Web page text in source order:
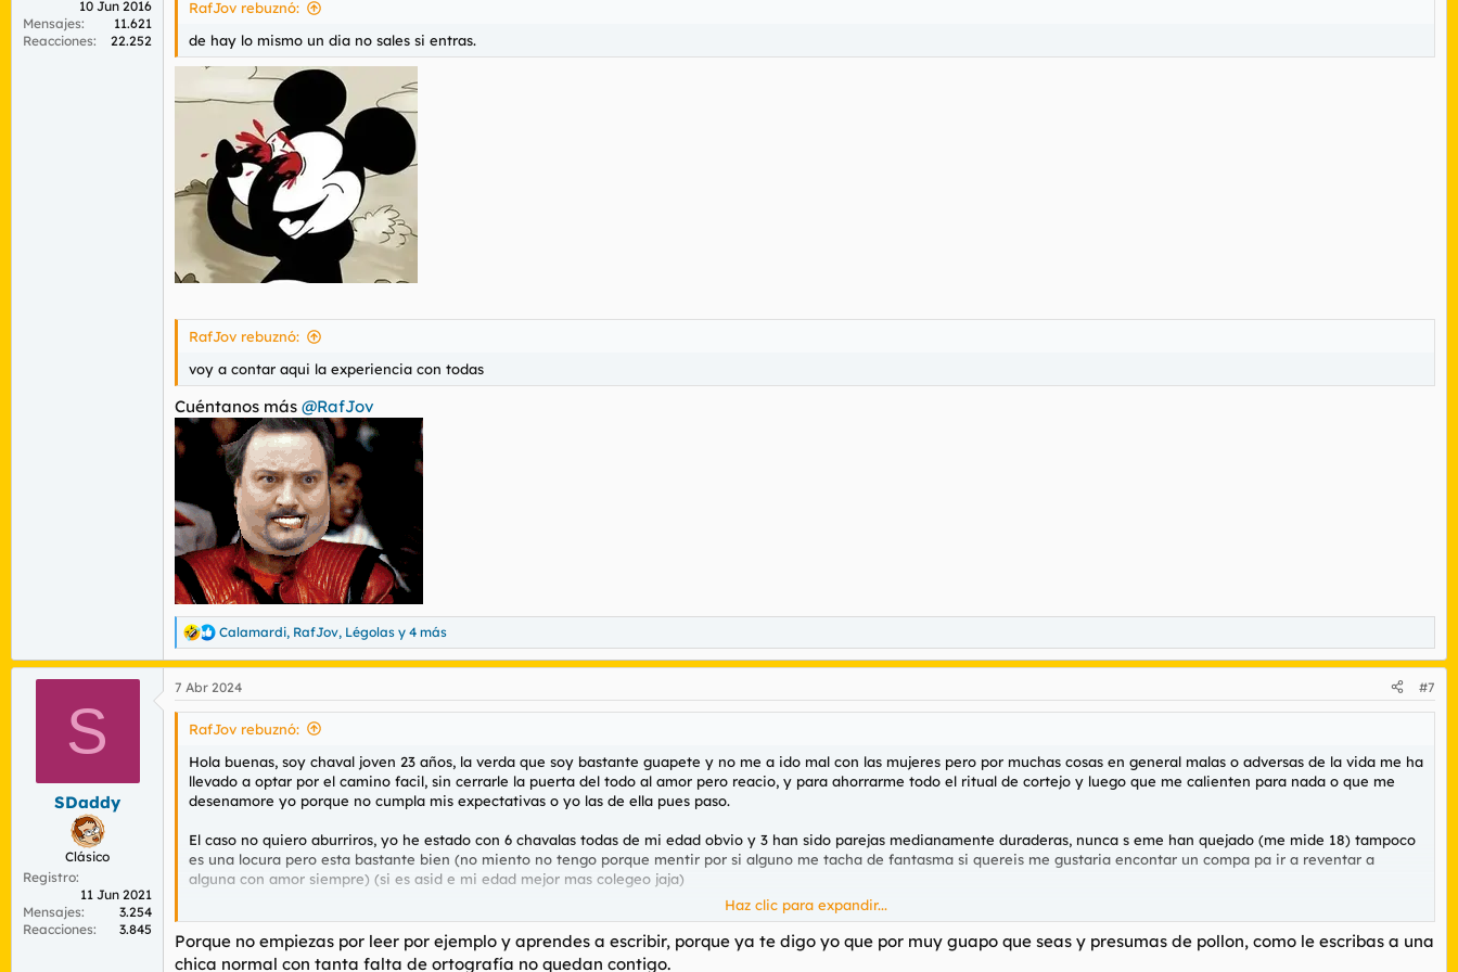
10 Jun 2016
Mensajes
11.621
Reacciones
22.252
RafJov rebuznó:
de hay lo mismo un dia no sales si entras.
RafJov rebuznó:
voy a contar aqui la experiencia con todas
Cuéntanos más @RafJov
R
e
a
c
c
Calamardi, RafJov, Légolas y 4 más
S
SDaddy
Clásico
Registro
11 Jun 2021
Mensajes
3.254
Reacciones
3.845
7 Abr 2024 #7
RafJov rebuznó:
Hola buenas, soy chaval joven 23 años, la verda que soy bastante guapete y no me a ido mal con las mujeres pero por muchas cosas en general malas o adversas de la vida me ha
llevado a optar por el camino facil, sin cerrarle la puerta del todo al amor pero reacio, y para ahorrarme todo el ritual de cortejo y luego que me calienten para nada o que me
desenamore yo porque no cumpla mis expectativas o yo las de ella pues paso.
El caso no quiero aburriros, yo he estado con 6 chavalas todas de mi edad obvio y 3 han sido parejas medianamente duraderas, nunca s eme han quejado (me mide 18) tampoco
es una locura pero esta bastante bien (no miento no tengo porque mentir por si alguno me tacha de fantasma si quereis me gustaria encontar un compa pa ir a reventar a
alguna con amor siempre) (si es asid e mi edad mejor mas colegeo jaja)
LLevo 1 año en este mundillo o algo menos, y he ido ya a 7 Samaritanas , Bea, (Negra maduram tetona) Una Colombiana que no recuerdo el nombre jovencilla 26 años que me
gustaria encontrar se fue, estaba en la zona cerca de plaza de toros, asi gorditam bueno con curvas ya me entendeis, Luego una NEGRA enorme Ano, y tetas que s ellamaba Eliza
pero de cara para mi gusto feilla, Luego una Brasileña llamada Paula, (la que mejor me lo hizo asta esa fecha, grandota, guapa (ME VAN LOS CULOS GRANDES O MUY POR SI NO
Haz clic para expandir...
Porque no empiezas por leer por ejemplo y aprendes a escribir, porque ya te digo yo que por muy guapo que seas y presumas de pollon, como le escribas a una
chica normal con tanta falta de ortografía no quedan contigo.